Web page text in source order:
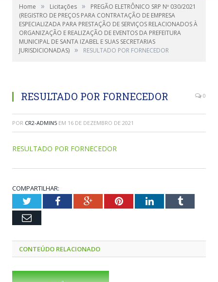
Home » Licitações »
PREGÃO ELETRÔNICO SRP Nº 030/2021
(REGISTRO DE PREÇOS PARA CONTRATAÇÃO DE EMPRESA
ESPECIALIZADA PARA PRESTAÇÃO DE SERVIÇOS RELACIONADOS À
ORGANIZAÇÃO E REALIZAÇÃO DE EVENTOS DA PREFEITURA
MUNICIPAL DE SANTA IZABEL E SUAS SECRETARIAS
JURISDICIONADAS) » RESULTADO POR FORNECEDOR
RESULTADO POR FORNECEDOR 0
POR CR2-ADMIN5 EM 16 DE DEZEMBRO DE 2021
RESULTADO POR FORNECEDOR
COMPARTILHAR:
TwitterFacebookGoogle+PinterestLinkedInTumblr
Email
CONTEÚDO RELACIONADO